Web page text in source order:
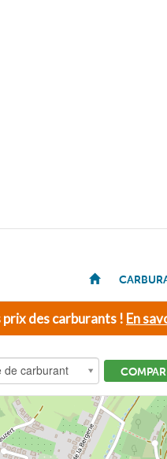
des carburants ! En
de carburant